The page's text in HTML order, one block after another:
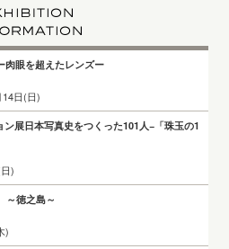
眼を超えたレンズー
日(日)
展日本写真史をつくった101人−「珠玉の1
)
徳之島～
)